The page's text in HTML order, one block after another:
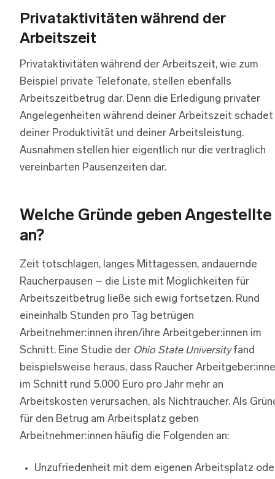
Privataktivitäten während der
Arbeitszeit
Privataktivitäten während der Arbeitszeit, wie zum
Beispiel private Telefonate, stellen ebenfalls
Arbeitszeitbetrug dar. Denn die Erledigung privater
Angelegenheiten während deiner Arbeitszeit schadet
deiner Produktivität und deiner Arbeitsleistung.
Ausnahmen stellen hier eigentlich nur die vertraglich
vereinbarten Pausenzeiten dar.
Welche Gründe geben Angestellte
an?
Zeit totschlagen, langes Mittagessen, andauernde
Raucherpausen – die Liste mit Möglichkeiten für
Arbeitszeitbetrug ließe sich ewig fortsetzen. Rund
eineinhalb Stunden pro Tag betrügen
Arbeitnehmer:innen ihren/ihre Arbeitgeber:innen im
Schnitt. Eine Studie der Ohio State Universityfand
beispielsweise heraus, dass Raucher
im Schnitt rund 5.000 Euro pro Jahr mehr an
Arbeitskosten verursachen, als Nichtraucher. Als
für den Betrug am Arbeitsplatz geben
Arbeitnehmer:innen häufig die Folgenden an:
Unzufriedenheit mit dem eigenen Arbeitsplatz